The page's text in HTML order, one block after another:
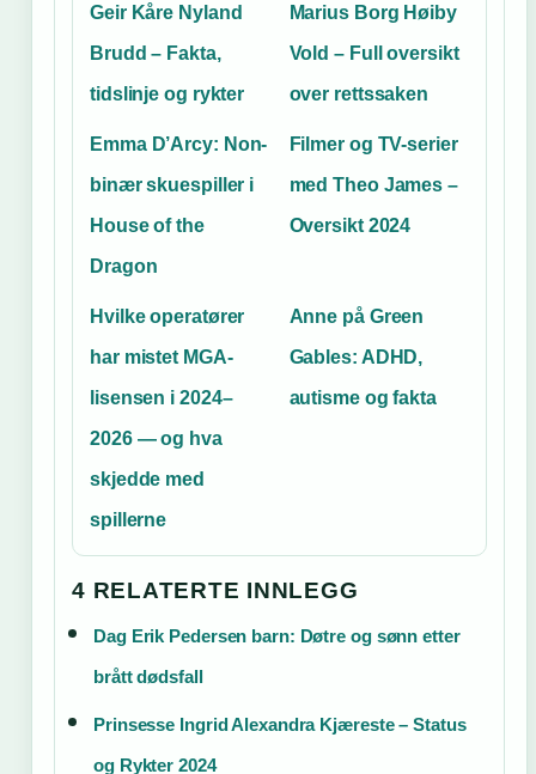
Geir Kåre Nyland
Brudd – Fakta,
tidslinje og rykter
Marius Borg Høiby
Vold – Full oversikt
over rettssaken
Emma D’Arcy: Non-
binær skuespiller i
House of the
Dragon
Filmer og TV-serier
med Theo James –
Oversikt 2024
Hvilke operatører
har mistet MGA-
lisensen i 2024–
2026 — og hva
skjedde med
spillerne
Anne på Green
Gables: ADHD,
autisme og fakta
4 RELATERTE INNLEGG
Dag Erik Pedersen barn: Døtre og sønn etter
brått dødsfall
Prinsesse Ingrid Alexandra Kjæreste – Status
og Rykter 2024